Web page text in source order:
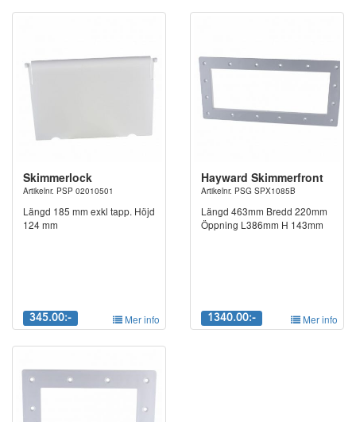
Skimmerlock
Artikelnr. PSP 02010501
Längd 185 mm exkl tapp. Höjd
124 mm
345.00:- Mer info
Hayward Skimmerfront
Artikelnr. PSG SPX1085B
Längd 463mm Bredd 220mm
Öppning L386mm H 143mm
1340.00:- Mer info